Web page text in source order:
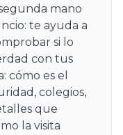
mano
te ayuda a
si lo
con tus
cómo es el
colegios,
que
la visita